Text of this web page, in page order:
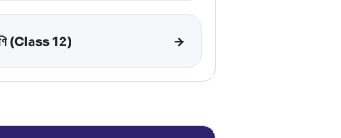
(Class 12) →